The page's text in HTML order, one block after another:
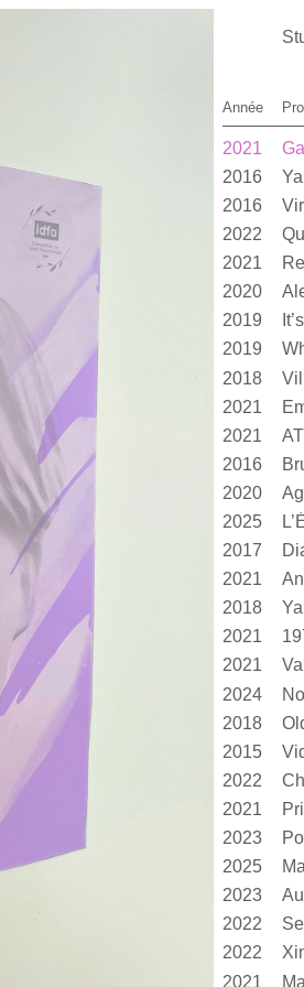
Année
2021
2016
2016
2022
2021
2020
2019
2019
2018
2021
2021
2016
2020
2025
2017
2021
2018
2021
2021
2024
2018
2015
2022
2021
2023
2025
2023
2022
2022
2021